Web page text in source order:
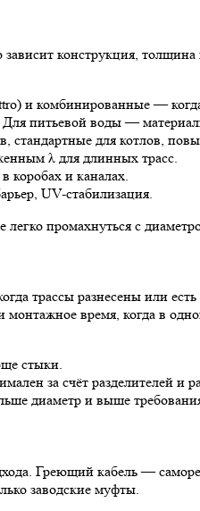
конструкция,
и комбинированные —
питьевой воды —
стандартные для котлов,
λ для длинных трасс.
коробах и каналах.
UV-стабилизация.
промахнуться с
трассы разнесены или
время, когда в
стыки.
за счёт разделителей и
диаметр и выше
Греющий кабель —
заводские муфты.